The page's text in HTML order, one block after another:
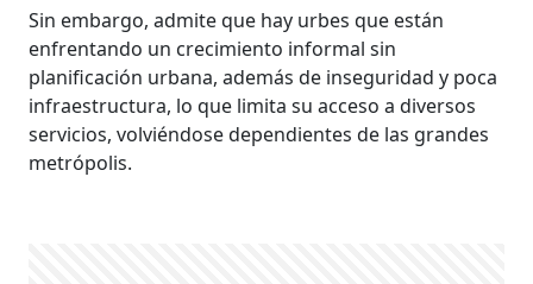
Sin embargo, admite que hay urbes que están
enfrentando un crecimiento informal sin
planificación urbana, ade­más de inseguridad y poca
infraestruc­tura, lo que limita su acceso a diversos
servicios, volviéndose dependientes de las grandes
metrópolis.